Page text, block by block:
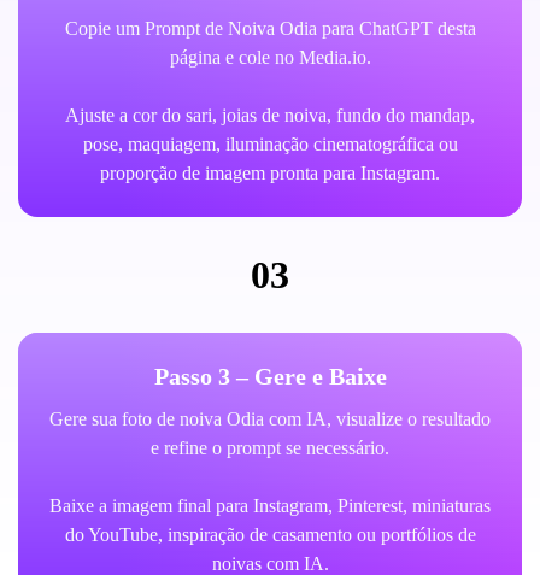
Copie um Prompt de Noiva Odia para ChatGPT desta
página e cole no Media.io.
Ajuste a cor do sari, joias de noiva, fundo do mandap,
pose, maquiagem, iluminação cinematográfica ou
proporção de imagem pronta para Instagram.
03
Passo 3 – Gere e Baixe
Gere sua foto de noiva Odia com IA, visualize o resultado
e refine o prompt se necessário.
Baixe a imagem final para Instagram, Pinterest, miniaturas
do YouTube, inspiração de casamento ou portfólios de
noivas com IA.